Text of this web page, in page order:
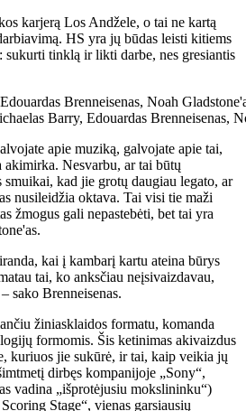
karjerą Los Andžele, o tai ne kartą
HS yra jų būdas leisti kitiems
sukurti tinklą ir likti darbe, nes gresiantis
Barry, Edouardas Brenneisenas,
apie muziką, galvojate apie tai,
akimirka. Nesvarbu, ar tai būtų
smuikai, kad jie grotų daugiau legato, ar
nusileidžia oktava. Tai visi tie maži
žmogus gali nepastebėti, bet tai yra
kai į kambarį kartu ateina būrys
tai, ko anksčiau neįsivaizdavau,
sako Brenneisenas.
žiniasklaidos formatu, komanda
formomis. Šis ketinimas akivaizdus
kuriuos jie sukūrė, ir tai, kaip veikia jų
dirbęs kompanijoje „Sony“,
vadina „išprotėjusiu mokslininku“)
Stage“, vienas garsiausių